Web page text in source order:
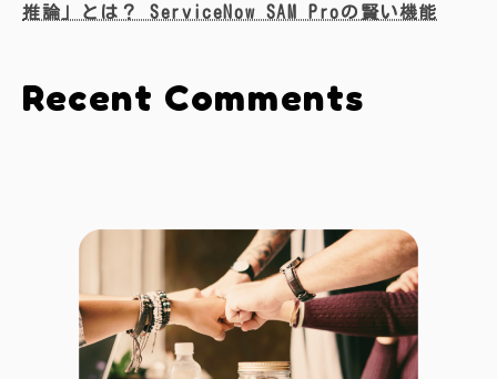
推論」とは？ ServiceNow SAM Proの賢い機能
Recent Comments